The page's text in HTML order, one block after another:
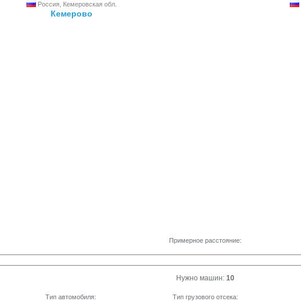
Россия, Кемеровская обл.
Кемерово
Примерное расстояние:
Нужно машин: 10
Тип автомобиля: Тип грузового отсека: